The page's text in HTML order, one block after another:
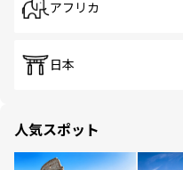
アフリカ
日本
人気スポット